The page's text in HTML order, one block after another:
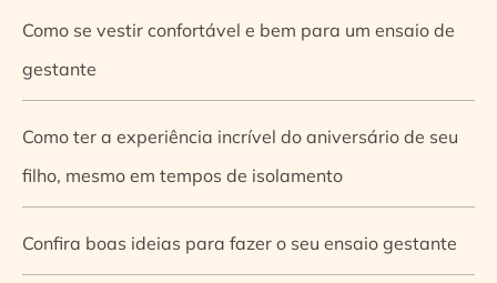
Como se vestir confortável e bem para um ensaio de
gestante
Como ter a experiência incrível do aniversário de seu
filho, mesmo em tempos de isolamento
Confira boas ideias para fazer o seu ensaio gestante